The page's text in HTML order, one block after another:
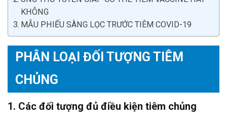
KHÔNG
MẪU PHIẾU SÀNG LỌC TRƯỚC TIÊM COVID-19
PHÂN LOẠI ĐỐI TƯỢNG TIÊM
CHỦNG
1. Các đối tượng đủ điều kiện tiêm chủng